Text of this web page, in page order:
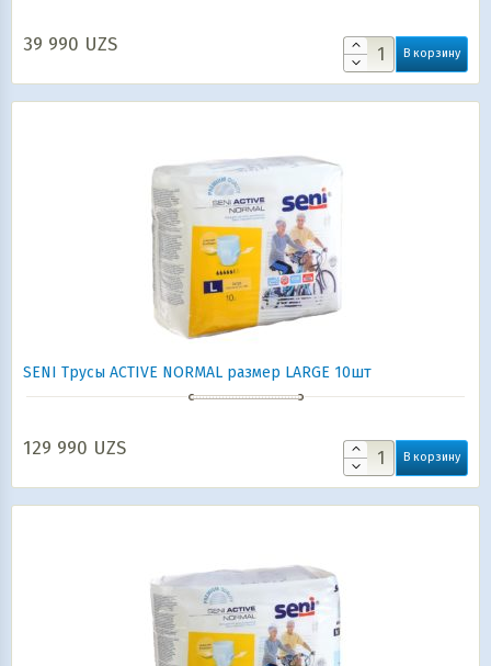
39 990 UZS В корзину
SENI Трусы ACTIVE NORMAL размер LARGE 10шт
129 990 UZS В корзину